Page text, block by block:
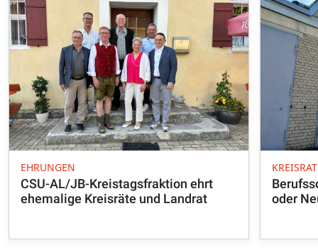
EHRUNGEN
CSU-AL/JB-Kreistagsfraktion ehrt
ehemalige Kreisräte und Landrat
KREISRAT
oder